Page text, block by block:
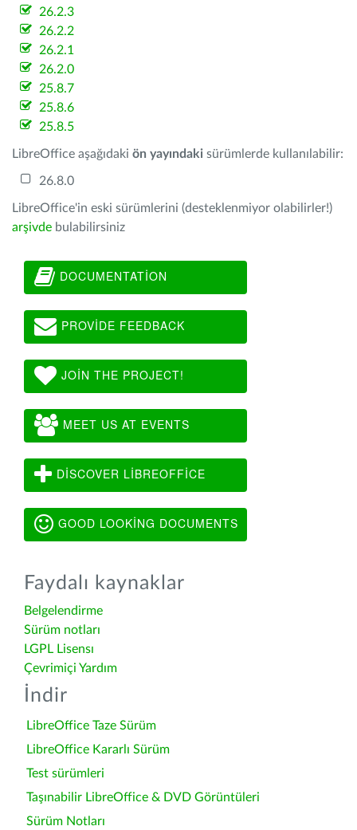
26.2.3
26.2.2
26.2.1
26.2.0
25.8.7
25.8.6
25.8.5
LibreOffice aşağıdaki ön yayındaki sürümlerde kullanılabilir:
26.8.0
LibreOffice'in eski sürümlerini (desteklenmiyor olabilirler!)
arşivde bulabilirsiniz
DOCUMENTATION
PROVIDE FEEDBACK
JOIN THE PROJECT!
MEET US AT EVENTS
DISCOVER LIBREOFFICE
GOOD LOOKING DOCUMENTS
Faydalı kaynaklar
Belgelendirme
Sürüm notları
LGPL Lisensı
Çevrimiçi Yardım
İndir
LibreOffice Taze Sürüm
LibreOffice Kararlı Sürüm
Test sürümleri
Taşınabilir LibreOffice & DVD Görüntüleri
Sürüm Notları